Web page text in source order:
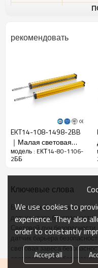
Функции
Точность
определения
22 мм
80
Рабочий
диапазон
1106 мм
товара
Расстояние
обнаружения
30-6000
Время
отклика
≤15 мс
рекомендовать
EKT14-108-1498-2BB
｜Малая световая
завеса безопасности
｜DADISICK
модель : EКТ14-80-1106-
2ББ
Ключевые слова
Безопасный световой луч
датчик света безопасности
Световой луч безопасности
датчик барьера
световая завеса
световая завеса
We use cookies to
experience. They also
order to constantly
Accept all